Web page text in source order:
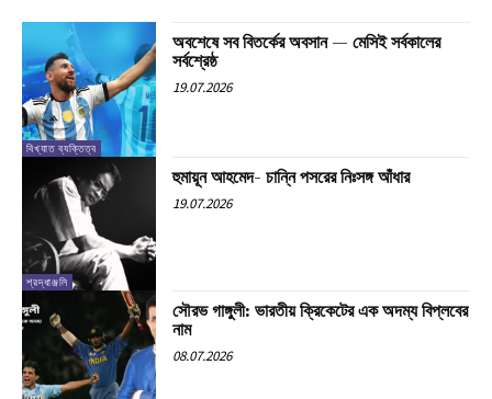
বিখ্যাত ব্যক্তিত্ব
অবশেষে সব বিতর্কের অবসান — মেসিই সর্বকালের
সর্বশ্রেষ্ঠ
19.07.2026
শ্রদ্ধাঞ্জলি
হুমায়ূন আহমেদ- চান্নি পসরের নিঃসঙ্গ আঁধার
19.07.2026
সৌরভ গাঙ্গুলী: ভারতীয় ক্রিকেটের এক অদম্য বিপ্লবের
নাম
08.07.2026